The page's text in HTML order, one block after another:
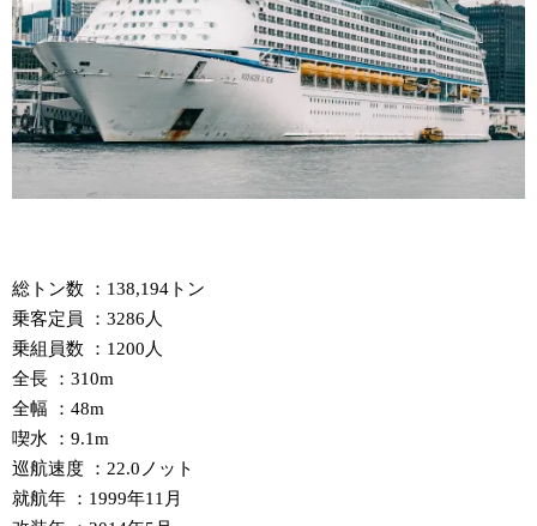
総トン数 ：138,194トン
乗客定員 ：3286人
乗組員数 ：1200人
全長 ：310m
全幅 ：48m
喫水 ：9.1m
巡航速度 ：22.0ノット
就航年 ：1999年11月